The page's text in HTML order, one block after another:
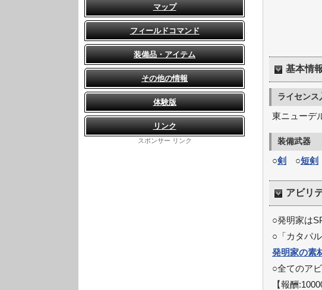
基本情
ライセンス
東ニューデ
装備武器
○剣 ○短剣
アビリ
○発明家は
○「カタパ
発明家の素
○全てのア
【報酬
マップ
フィールドコマンド
装備品・アイテム
その他の情報
体験版
リンク
スポンサー リンク